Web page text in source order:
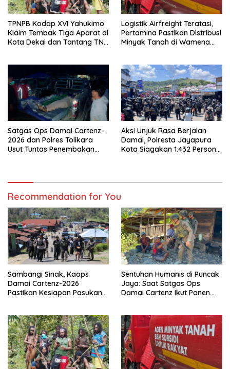
TPNPB Kodap XVI Yahukimo
Klaim Tembak Tiga Aparat di
Kota Dekai dan Tantang TNI-
Logistik Airfreight Teratasi,
Pertamina Pastikan Distribusi
Minyak Tanah di Wamena
Satgas Ops Damai Cartenz-
2026 dan Polres Tolikara
Usut Tuntas Penembakan
Aksi Unjuk Rasa Berjalan
Damai, Polresta Jayapura
Kota Siagakan 1.432 Personel
Recommendation for You
Sambangi Sinak, Kaops
Damai Cartenz-2026
Pastikan Kesiapan Pasukan
Sentuhan Humanis di Puncak
Jaya: Saat Satgas Ops
Damai Cartenz Ikut Panen